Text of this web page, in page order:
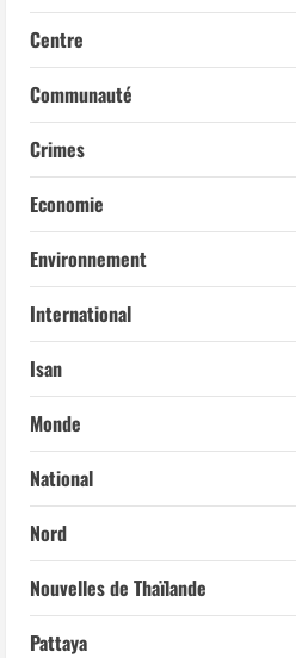
Centre
Communauté
Crimes
Economie
Environnement
International
Isan
Monde
National
Nord
Nouvelles de Thaïlande
Pattaya